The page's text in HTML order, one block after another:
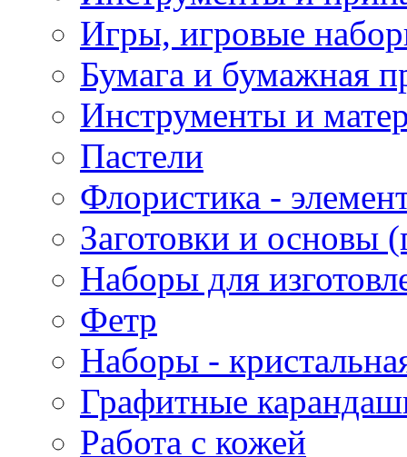
Игры, игровые
Бумага и бумажная
Инструменты и
Пастели
Флористика -
Заготовки и основы
Наборы для
Фетр
Наборы -
Графитные
Работа с кожей